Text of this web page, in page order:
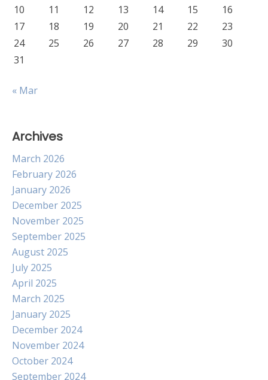
10
11 12 13 14 15
16
17
18 19 20 21 22
23
24
25 26 27 28 29
30
31
« Mar
Archives
March 2026
February 2026
January 2026
December 2025
November 2025
September 2025
August 2025
July 2025
April 2025
March 2025
January 2025
December 2024
November 2024
October 2024
September 2024